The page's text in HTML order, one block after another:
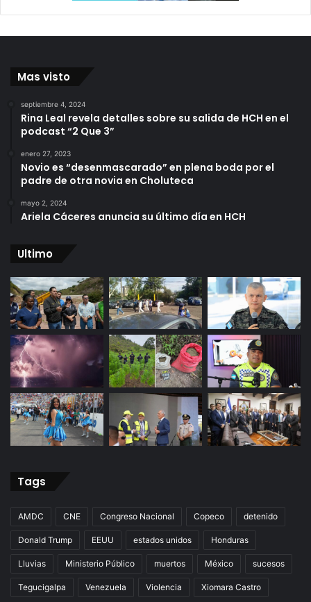
Mas visto
septiembre 4, 2024
Rina Leal revela detalles sobre su salida de HCH en el
podcast “2 Que 3”
enero 27, 2023
Novio es “desenmascarado” en plena boda por el
padre de otra novia en Choluteca
mayo 2, 2024
Ariela Cáceres anuncia su último día en HCH
Ultimo
Tags
AMDC CNE Congreso Nacional Copeco detenido
Donald Trump EEUU estados unidos Honduras
Lluvias Ministerio Público muertos México sucesos
Tegucigalpa Venezuela Violencia Xiomara Castro